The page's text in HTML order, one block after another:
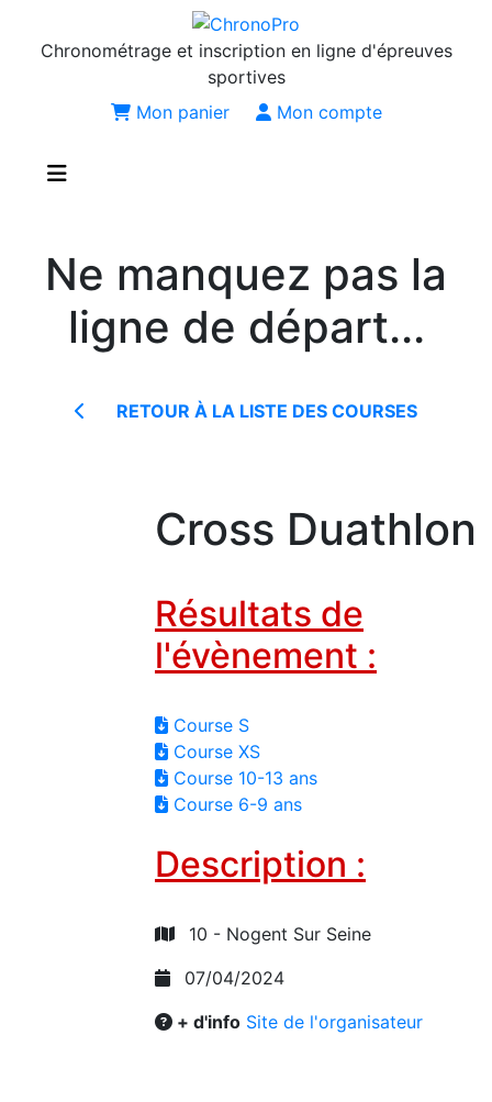
Chronométrage et inscription en ligne d'épreuves
sportives
Mon panier
Mon compte
Ne manquez pas la
ligne de départ...
RETOUR À LA LISTE DES COURSES
Cross Duathlon
Résultats de
l'évènement :
Course S
Course XS
Course 10-13 ans
Course 6-9 ans
Description :
10 - Nogent Sur Seine
07/04/2024
+ d'info Site de l'organisateur